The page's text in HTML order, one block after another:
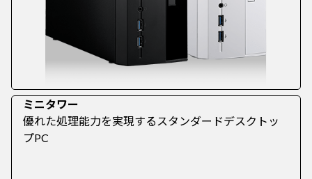
ミニタワー
優れた処理能力を実現するスタンダードデスクトッ
プPC